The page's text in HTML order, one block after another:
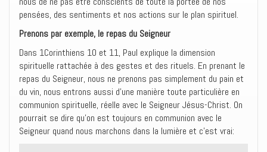
pensées, des sentiments et nos actions sur le plan spirituel.
Prenons par exemple, le repas du Seigneur
Dans 1Corinthiens 10 et 11, Paul explique la dimension
spirituelle rattachée à des gestes et des rituels. En prenant le
repas du Seigneur, nous ne prenons pas simplement du pain et
du vin, nous entrons aussi d’une manière toute particulière en
communion spirituelle, réelle avec le Seigneur Jésus-Christ. On
pourrait se dire qu’on est toujours en communion avec le
Seigneur quand nous marchons dans la lumière et c’est vrai: